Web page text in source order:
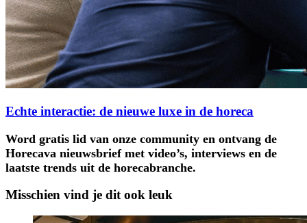
Echte interactie: de nieuwe luxe in de horeca
Word gratis lid van onze community en ontvang de
Horecava nieuwsbrief met video’s, interviews en de
laatste trends uit de horecabranche.
Misschien vind je dit ook leuk